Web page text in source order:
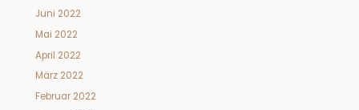
Juni 2022
Mai 2022
April 2022
März 2022
Februar 2022